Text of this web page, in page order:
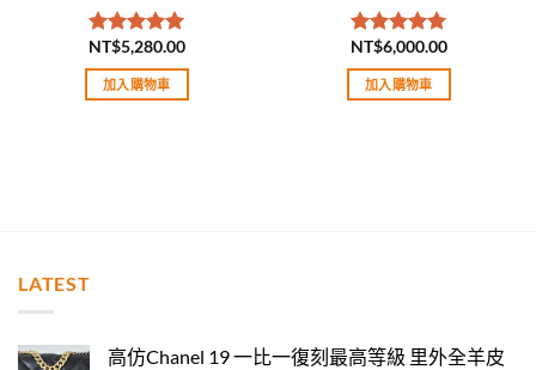
評分5.00
滿分 5
NT$5,280.00
加入購物車
評分5.00
滿分 5
NT$6,000.00
加入購物車
LATEST
高仿Chanel 19 一比一復刻最高等級 里外全羊皮